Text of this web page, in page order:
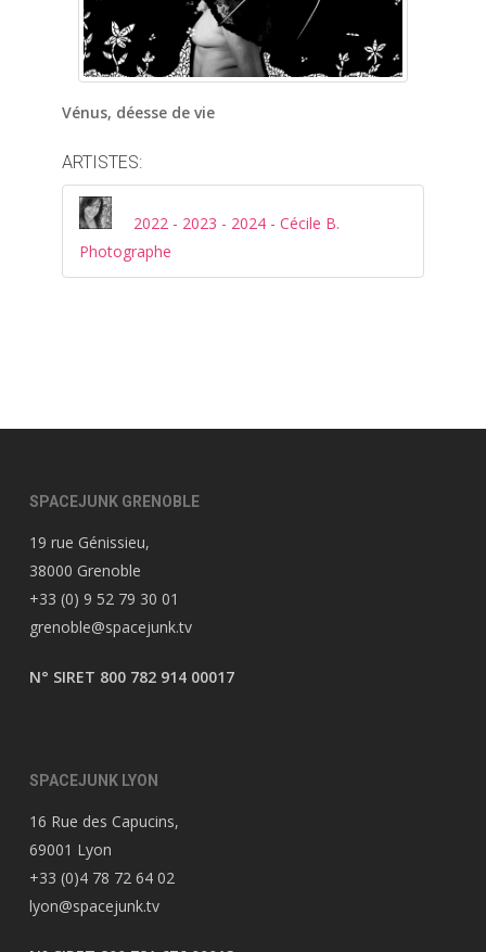
Vénus, déesse de vie
ARTISTES:
2022 - 2023 - 2024 - Cécile B.
Photographe
SPACEJUNK GRENOBLE
19 rue Génissieu,
38000 Grenoble
+33 (0) 9 52 79 30 01
grenoble@spacejunk.tv
N° SIRET 800 782 914 00017
SPACEJUNK LYON
16 Rue des Capucins,
69001 Lyon
+33 (0)4 78 72 64 02
lyon@spacejunk.tv